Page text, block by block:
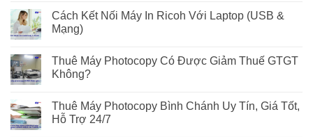
Cách Kết Nối Máy In Ricoh Với Laptop (USB &
Mạng)
Thuê Máy Photocopy Có Được Giảm Thuế GTGT
Không?
Thuê Máy Photocopy Bình Chánh Uy Tín, Giá Tốt,
Hỗ Trợ 24/7